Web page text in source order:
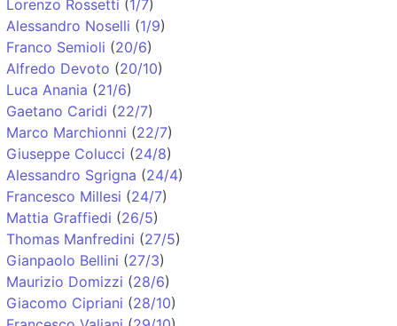
Lorenzo Rossetti (1/7)
Alessandro Noselli (1/9)
Franco Semioli (20/6)
Alfredo Devoto (20/10)
Luca Anania (21/6)
Gaetano Caridi (22/7)
Marco Marchionni (22/7)
Giuseppe Colucci (24/8)
Alessandro Sgrigna (24/4)
Francesco Millesi (24/7)
Mattia Graffiedi (26/5)
Thomas Manfredini (27/5)
Gianpaolo Bellini (27/3)
Maurizio Domizzi (28/6)
Giacomo Cipriani (28/10)